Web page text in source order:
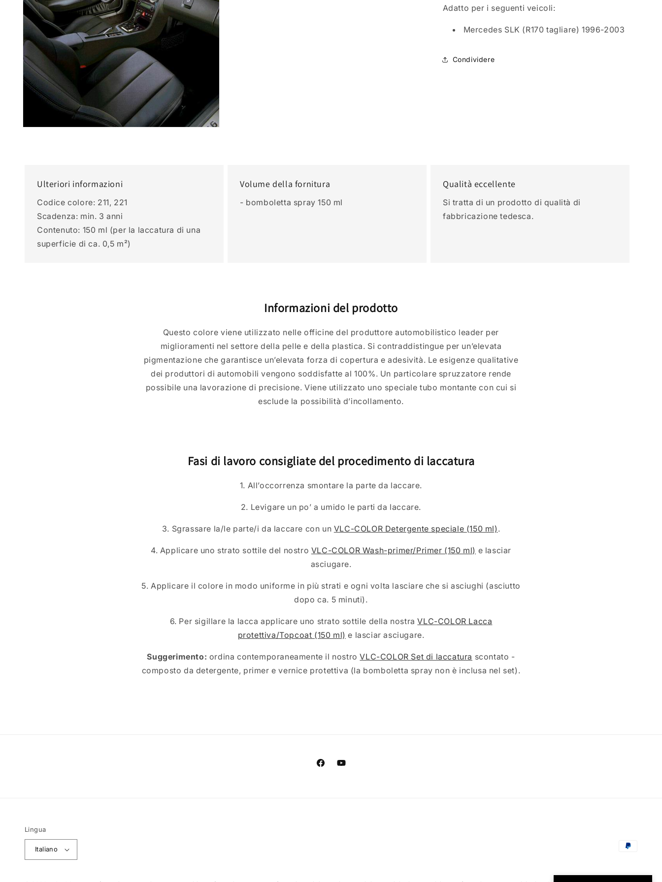
SLK
2000
SLK
2000
Adatto per i seguenti veicoli:
Mercedes SLK (R170 tagliare) 1996-2003
Condividere
Ulteriori informazioni
Codice colore: 211, 221
Scadenza: min. 3 anni
Contenuto: 150 ml (per la laccatura di una
superficie di ca. 0,5 m²)
Volume della fornitura
- bomboletta spray 150 ml
Qualità eccellente
Si tratta di un prodotto di qualità di
fabbricazione tedesca.
Informazioni del prodotto
Questo colore viene utilizzato nelle officine del produttore automobilistico leader per
miglioramenti nel settore della pelle e della plastica. Si contraddistingue per un’elevata
pigmentazione che garantisce un’elevata forza di copertura e adesività. Le esigenze qualitative
dei produttori di automobili vengono soddisfatte al 100%. Un particolare spruzzatore rende
possibile una lavorazione di precisione. Viene utilizzato uno speciale tubo montante con cui si
esclude la possibilità d’incollamento.
Fasi di lavoro consigliate del procedimento di laccatura
1. All’occorrenza smontare la parte da laccare.
2. Levigare un po’ a umido le parti da laccare.
3. Sgrassare la/le parte/i da laccare con un VLC-COLOR Detergente speciale (150 ml) .
4. Applicare uno strato sottile del nostro VLC-COLOR Wash-primer/Primer (150 ml) e lasciar
asciugare.
5. Applicare il colore in modo uniforme in più strati e ogni volta lasciare che si asciughi (asciutto
dopo ca. 5 minuti).
6. Per sigillare la lacca applicare uno strato sottile della nostraVLC-COLOR Lacca
protettiva/Topcoat (150 ml) e lasciar asciugare.
Suggerimento: ordina contemporaneamente il nostroVLC-COLOR Set di laccatura scontato -
composto da detergente, primer e vernice protettiva (la bomboletta spray non è inclusa nel set).
FacebookYouTube
Lingua
Italiano
Metodi